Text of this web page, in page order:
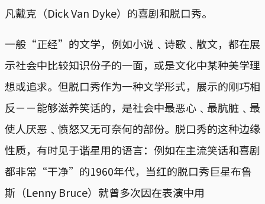
凡戴克（Dick Van Dyke）的喜剧和脱口秀。
一般“正经”的文学，例如小说﹑诗歌﹑散文，都在展
示社会中比较知识份子的一面，或是文化中某种美学理
想或追求。但脱口秀作为一种文学形式，展示的刚巧相
反－－能够滋养笑话的，是社会中最恶心﹑最肮脏﹑最
使人厌恶﹑愤怒又无可奈何的部份。脱口秀的这种边缘
性质，有时见于谐星用的语言：例如在主流笑话和喜剧
都非常“干净”的1960年代，当红的脱口秀巨星布鲁
斯（Lenny Bruce）就曾多次因在表演中用